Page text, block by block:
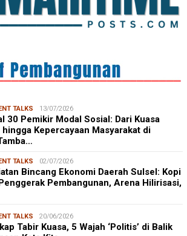
TALKS 13/07/2026
30 Pemikir Modal Sosial: Dari Kuasa
Kepercayaan Masyarakat di
TALKS 02/07/2026
Bincang Ekonomi Daerah Sulsel: Kopi
Pembangunan, Arena Hilirisasi,
TALKS 20/06/2026
Tabir Kuasa, 5 Wajah ‘Politis’ di Balik